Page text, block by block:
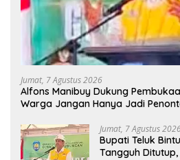
Jumat, 7 Agustus 2026
Alfons Manibuy Dukung
Warga Jangan Hanya Jadi
Jumat, 7 Agustus
Bupati Teluk
Tangguh